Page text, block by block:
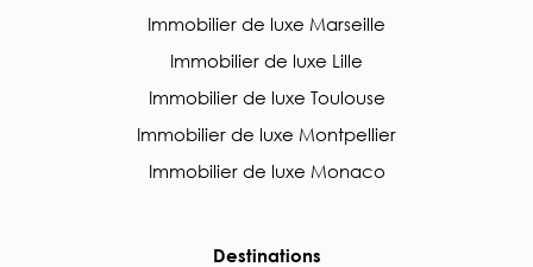
Immobilier de luxe Marseille
Immobilier de luxe Lille
Immobilier de luxe Toulouse
Immobilier de luxe Montpellier
Immobilier de luxe Monaco
Destinations